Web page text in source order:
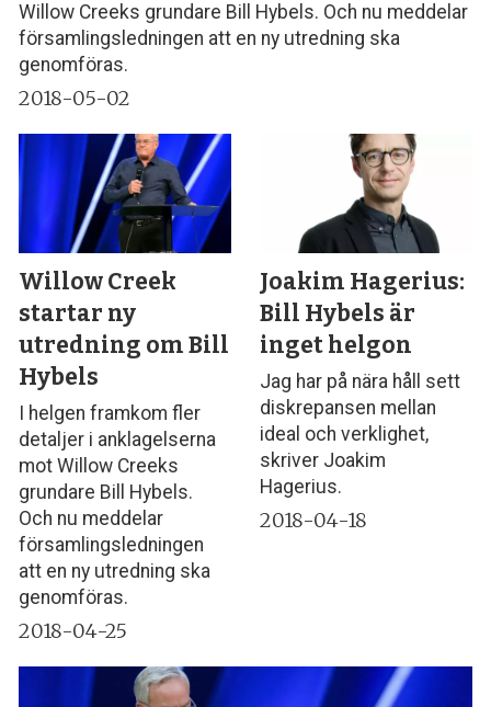
Willow Creeks grundare Bill Hybels. Och nu meddelar
församlingsledningen att en ny utredning ska
genomföras.
2018-05-02
Willow Creek
startar ny
utredning om Bill
Hybels
I helgen framkom fler
detaljer i anklagelserna
mot Willow Creeks
grundare Bill Hybels.
Och nu meddelar
församlingsledningen
att en ny utredning ska
genomföras.
2018-04-25
Joakim Hagerius:
Bill Hybels är
inget helgon
Jag har på nära håll sett
diskrepansen mellan
ideal och verklighet,
skriver Joakim
Hagerius.
2018-04-18